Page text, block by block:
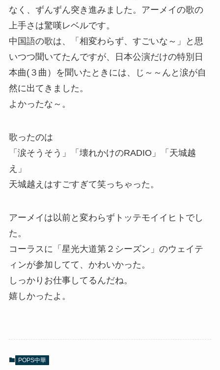
なく、ずんずん突き進みました。アーメイの歌の
上手さは驚嘆レベルです。
中国語の歌は、「相変わらず、すごいな～」と思
いつつ聞いてたんですが、日本公演だけの特別日
本曲(３曲）を聞いたときには、じ～～んと涙が自
然に出てきました。
よかったな～。
歌ったのは
「涙そうそう」「壊れかけのRADIO」「天城越
え」
天城越えはすごすぎて笑っちゃった。
アーメイは以前と変わらずトッテモイイヒトでし
た。
コーラスに「星光大道第２シーズン」のウェイテ
ィンが参加してて、かわいかった。
しっかりお仕事してるんだね。
嬉しかったよ。
POPS中華